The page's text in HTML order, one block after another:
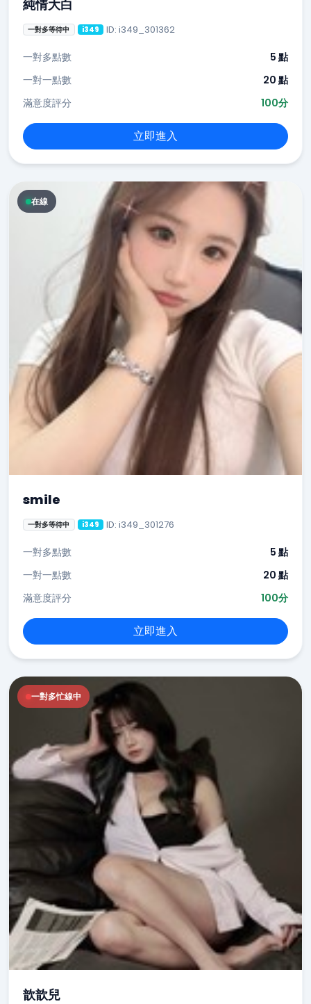
純情大白
一對多等待中 i349 ID: i349_301362
一對多點數
5 點
一對一點數
20 點
滿意度評分
100分
立即進入
在線
smile
一對多等待中 i349 ID: i349_301276
一對多點數
5 點
一對一點數
20 點
滿意度評分
100分
立即進入
一對多忙線中
歆歆兒